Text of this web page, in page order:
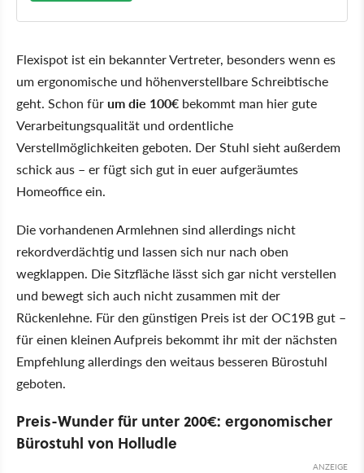
Flexispot ist ein bekannter Vertreter, besonders wenn es
um ergonomische und höhenverstellbare Schreibtische
geht. Schon fürum die 100€ bekommt man hier gute
Verarbeitungsqualität und ordentliche
Verstellmöglichkeiten geboten. Der Stuhl sieht außerdem
schick aus – er fügt sich gut in euer aufgeräumtes
Homeoffice ein.
Die vorhandenen Armlehnen sind allerdings nicht
rekordverdächtig und lassen sich nur nach oben
wegklappen. Die Sitzfläche lässt sich gar nicht verstellen
und bewegt sich auch nicht zusammen mit der
Rückenlehne. Für den günstigen Preis ist der OC19B gut –
für einen kleinen Aufpreis bekommt ihr mit der nächsten
Empfehlung allerdings den weitaus besseren Bürostuhl
geboten.
Preis-Wunder für unter 200€: ergonomischer
Bürostuhl von Holludle